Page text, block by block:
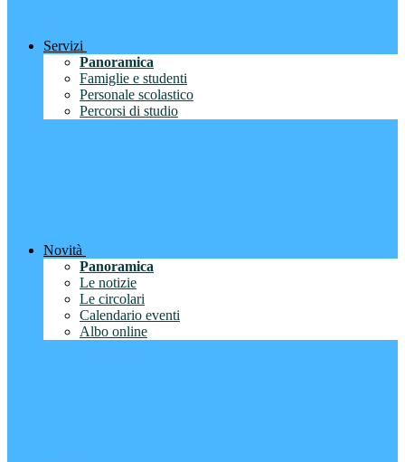
Servizi
Panoramica
Famiglie e studenti
Personale scolastico
Percorsi di studio
Novità
Panoramica
Le notizie
Le circolari
Calendario eventi
Albo online